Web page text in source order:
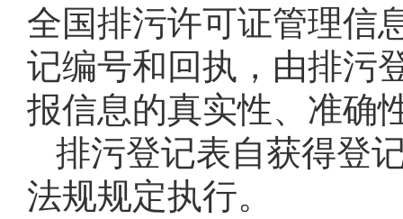
全国排污许可证管理信
记编号和回执，由排污
报信息的真实性、准确
排污登记表自获得登
法规规定执行。